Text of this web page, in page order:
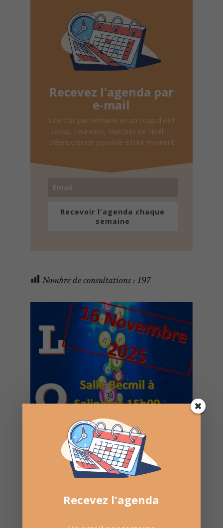
Recevez l'agenda par
e-mail
Une fois par semaine en un coup d'oeil
Lotos, Taureaux, Marchés de Noël, ...
Désinscription possible à tout moment
Recevoir l'agenda chaque
semaine
Nombre de consultations : 197
Recevez l'agenda